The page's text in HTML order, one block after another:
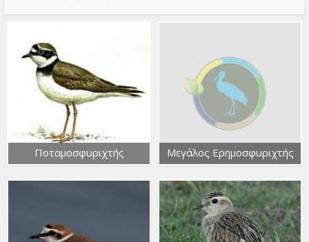
Ποταμοσφυριχτής Μεγάλος Ερημοσφυριχτής